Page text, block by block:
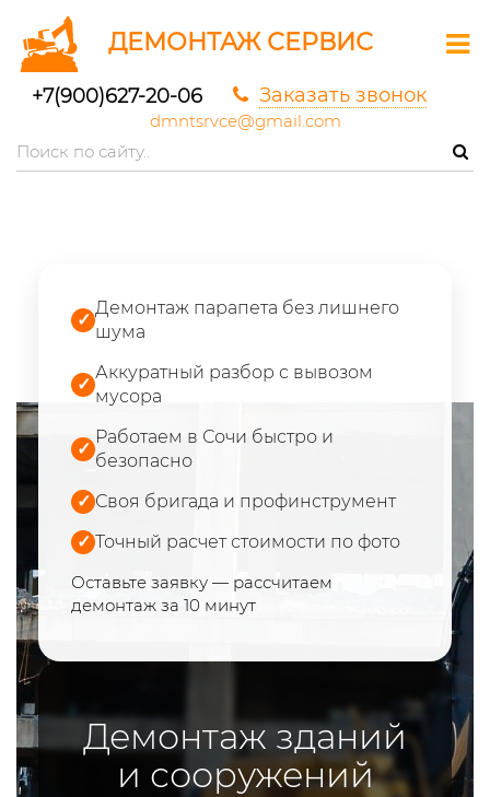
ДЕМОНТАЖ СЕРВИС
+7(900)627-20-06
dmntsrvce@gmail.com
Заказать звонок
✓
Демонтаж парапета без лишнего
шума
✓
Аккуратный разбор с вывозом
мусора
✓
Работаем в Сочи быстро и
безопасно
✓ Своя бригада и профинструмент
✓ Точный расчет стоимости по фото
Оставьте заявку — рассчитаем
демонтаж за 10 минут
Демонтаж зданий
и сооружений